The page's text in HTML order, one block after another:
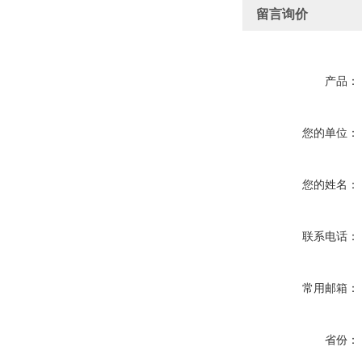
留言询价
产品：
您的单位：
您的姓名：
联系电话：
常用邮箱：
省份：